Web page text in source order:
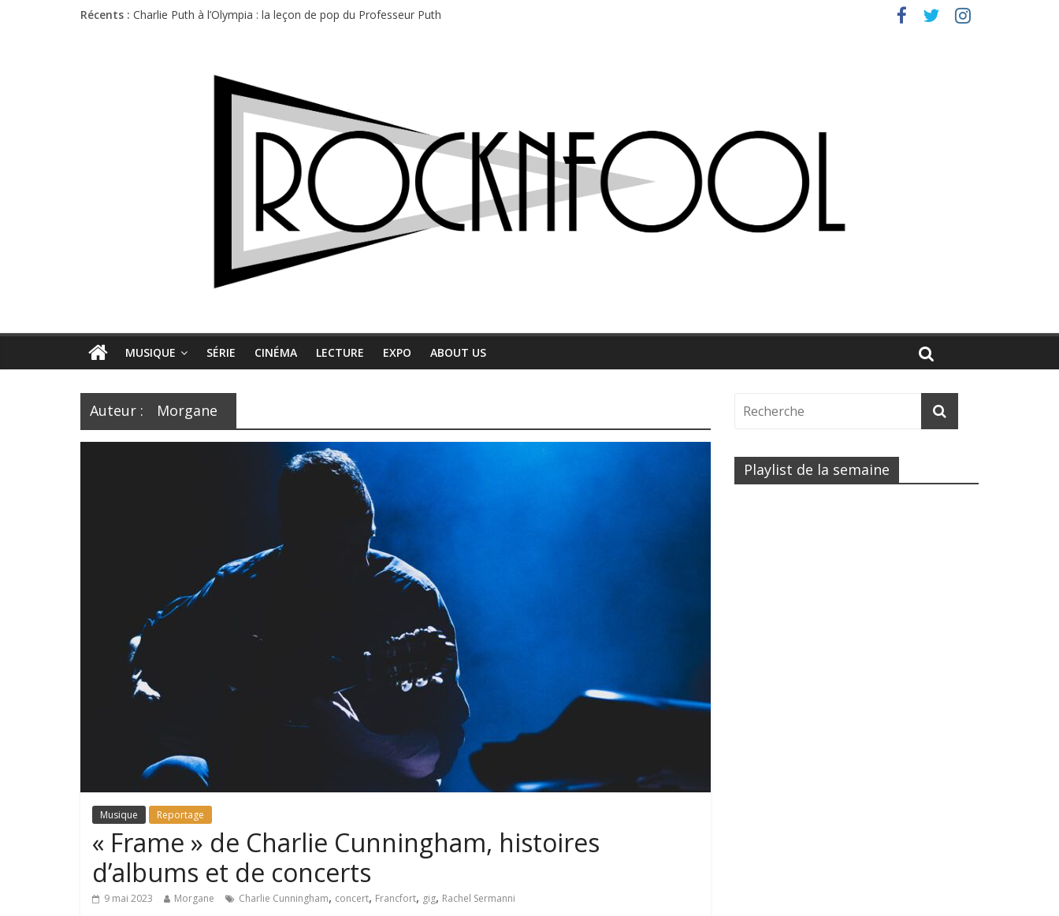
Récents : Charlie Puth à l’Olympia : la leçon de pop du Professeur Puth
Première édition du Midgard Festival : entre bière, métal et tatouages
MUSIQUE SÉRIE CINÉMA LECTURE EXPO ABOUT US
Auteur : Morgane
Musique Reportage
« Frame » de Charlie Cunningham, histoires
d’albums et de concerts
9 mai 2023 Morgane Charlie Cunningham, concert, Francfort, gig, Rachel Sermanni
Playlist de la semaine